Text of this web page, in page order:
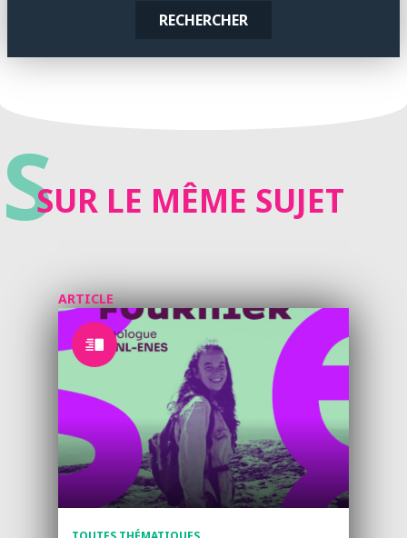
RECHERCHER
SSUR LE MÊME SUJET
ARTICLE